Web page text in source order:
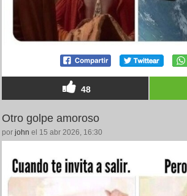
48
Otro golpe amoroso
por john el 15 abr 2026, 16:30